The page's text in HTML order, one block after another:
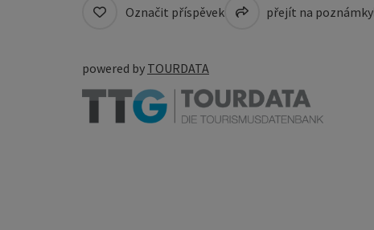
Označit příspěvek přejít na poznámky
powered by TOURDATA